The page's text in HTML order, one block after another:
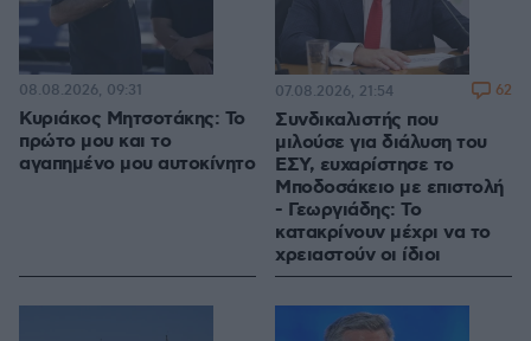
Κυριάκος Μητσοτάκης: Το
πρώτο μου και το
αγαπημένο μου αυτοκίνητο
08.08.2026, 09:31
Συνδικαλιστής που
μιλούσε για διάλυση του
ΕΣΥ, ευχαρίστησε το
Μποδοσάκειο με επιστολή
- Γεωργιάδης: Το
κατακρίνουν μέχρι να το
χρειαστούν οι ίδιοι
07.08.2026, 21:54 62